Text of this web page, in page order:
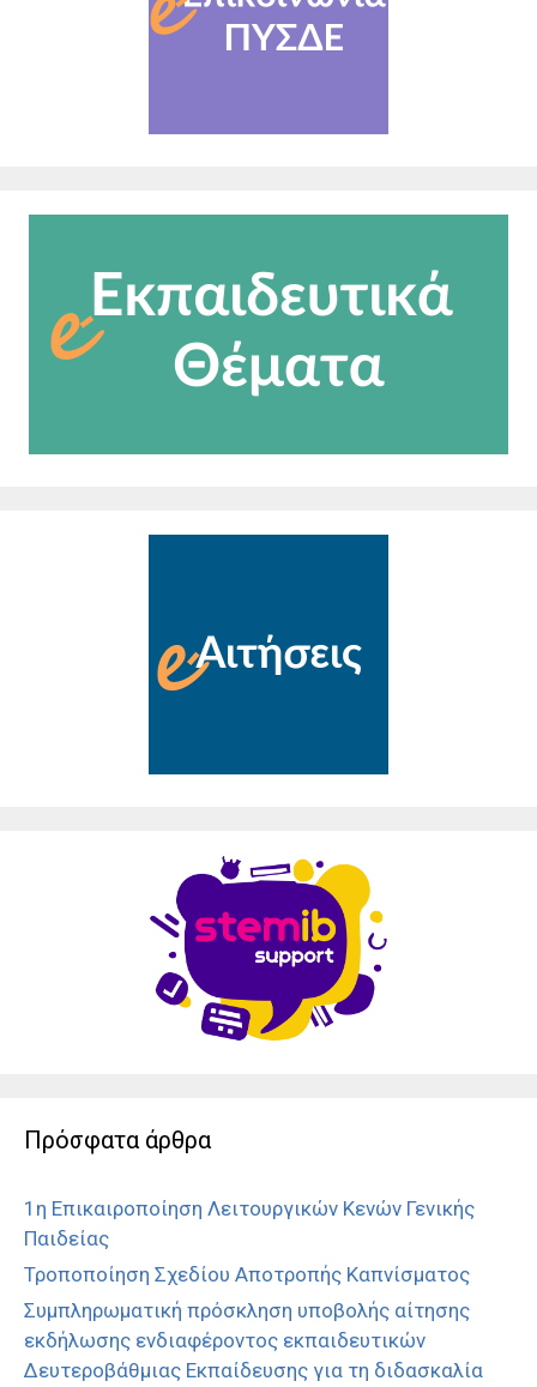
Πρόσφατα άρθρα
1η Επικαιροποίηση Λειτουργικών Κενών Γενικής
Παιδείας
Τροποποίηση Σχεδίου Αποτροπής Καπνίσματος
Συμπληρωματική πρόσκληση υποβολής αίτησης
εκδήλωσης ενδιαφέροντος εκπαιδευτικών
Δευτεροβάθμιας Εκπαίδευσης για τη διδασκαλία